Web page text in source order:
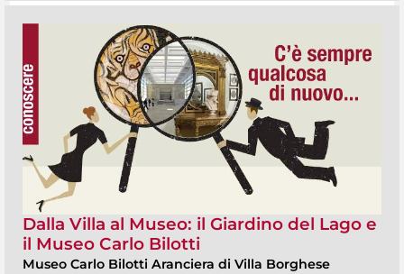
Dalla Villa al Museo: il Giardino del Lago e
il Museo Carlo Bilotti
Museo Carlo Bilotti Aranciera di Villa Borghese